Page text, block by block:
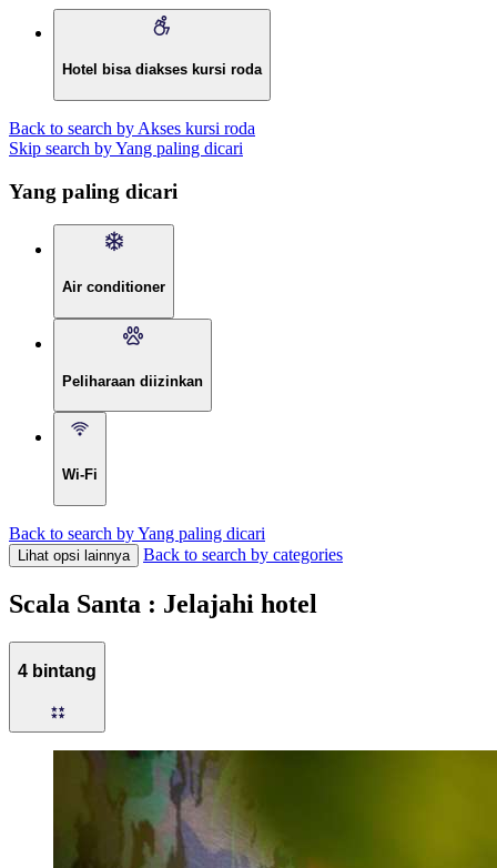
Hotel bisa diakses kursi roda
Back to search by Akses kursi roda
Skip search by Yang paling dicari
Yang paling dicari
Air conditioner
Peliharaan diizinkan
Wi-Fi
Back to search by Yang paling dicari
Lihat opsi lainnya Back to search by categories
Scala Santa : Jelajahi hotel
4 bintang